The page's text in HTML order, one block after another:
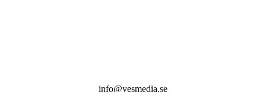
info@yesmedia.se